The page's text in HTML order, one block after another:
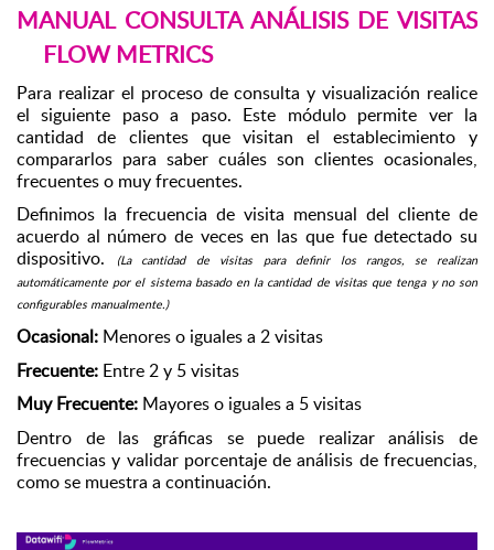
MANUAL CONSULTA ANÁLISIS DE VISITAS
FLOW METRICS
Para realizar el proceso de consulta y visualización realice
el siguiente paso a paso. Este módulo permite ver la
cantidad de clientes que visitan el establecimiento y
compararlos para saber cuáles son clientes ocasionales,
frecuentes o muy frecuentes.
Definimos la frecuencia de visita mensual del cliente de
acuerdo al número de veces en las que fue detectado su
dispositivo.
(La cantidad de visitas para definir los rangos, se realizan
automáticamente por el sistema basado en la cantidad de visitas que tenga y no son
configurables manualmente.)
Ocasional: Menores o iguales a 2 visitas
Frecuente: Entre 2 y 5 visitas
Muy Frecuente: Mayores o iguales a 5 visitas
Dentro de las gráficas se puede realizar análisis de
frecuencias y validar porcentaje de análisis de frecuencias,
como se muestra a continuación.